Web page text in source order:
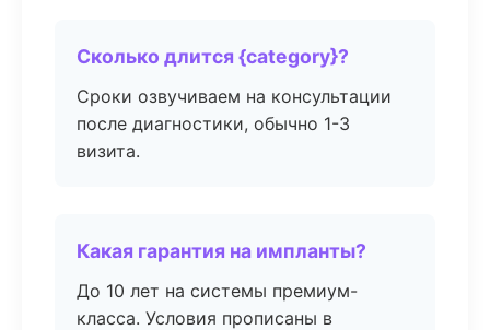
Сколько длится {category}?
Сроки озвучиваем на консультации
после диагностики, обычно 1-3
визита.
Какая гарантия на импланты?
До 10 лет на системы премиум-
класса. Условия прописаны в